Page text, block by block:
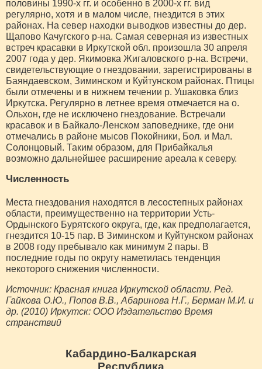
половины 1990-х гг. и особенно в 2000-х гг. вид
регулярно, хотя и в малом числе, гнездится в этих
районах. На север находки выводков известны до дер.
Щапово Качугского р-на. Самая северная из известных
встреч красавки в Иркутской обл. произошла 30 апреля
2007 года у дер. Якимовка Жигаловского р-на. Встречи,
свидетельствующие о гнездовании, зарегистрированы в
Баяндаевском, Зиминском и Куйтунском районах. Птицы
были отмечены и в нижнем течении р. Ушаковка близ
Иркутска. Регулярно в летнее время отмечается на о.
Ольхон, где не исключено гнездование. Встречали
красавок и в Байкало-Ленском заповеднике, где они
отмечались в районе мысов Покойники, Бол. и Мал.
Солонцовый. Таким образом, для Прибайкалья
возможно дальнейшее расширение ареала к северу.
Численность
Места гнездования находятся в лесостепных районах
области, преимущественно на территории Усть-
Ордынского Бурятского округа, где, как предполагается,
гнездится 10-15 пар. В Зиминском и Куйтунском районах
в 2008 году пребывало как минимум 2 пары. В
последние годы по округу наметилась тенденция
некоторого снижения численности.
Источник: Красная книга Иркутской области. Ред.
Гайкова О.Ю., Попов В.В., Абаринова Н.Г., Берман М.И. и
др. (2010) Иркутск: ООО Издательство Время
странствий
Кабардино-Балкарская
Республика